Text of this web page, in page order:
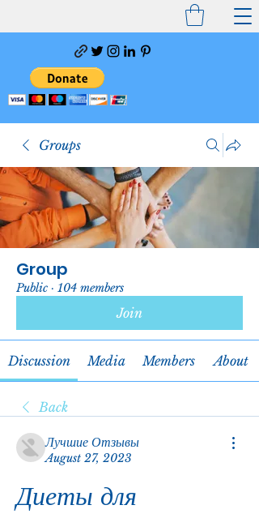
Groups
Group
Public · 104 members
Join
Discussion Media Members About
Back
Лучшие Отзывы
August 27, 2023
Диеты для